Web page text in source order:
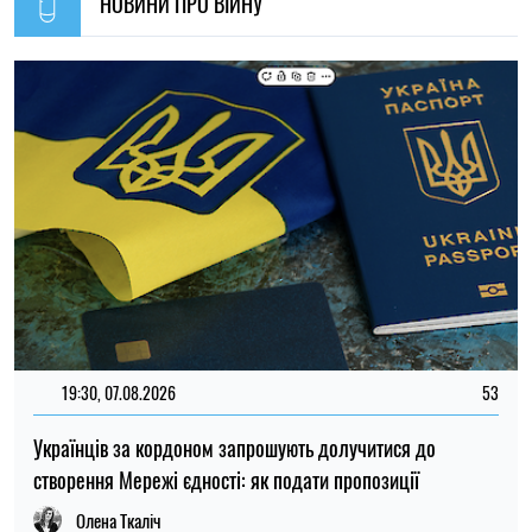
Олена Ткаліч
11:59, 07.08.2026 97
Матеріальна допомога військовим у 2026 році: як
отримати виплату на соціально-побутові потреби